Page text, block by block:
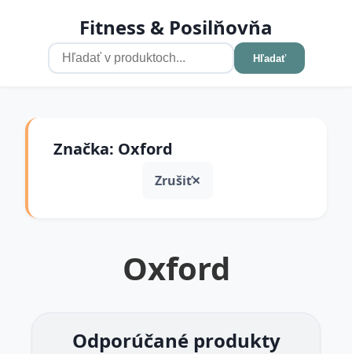
Fitness & Posilňovňa
Hľadať
Značka: Oxford
Zrušiť
Oxford
Odporúčané produkty